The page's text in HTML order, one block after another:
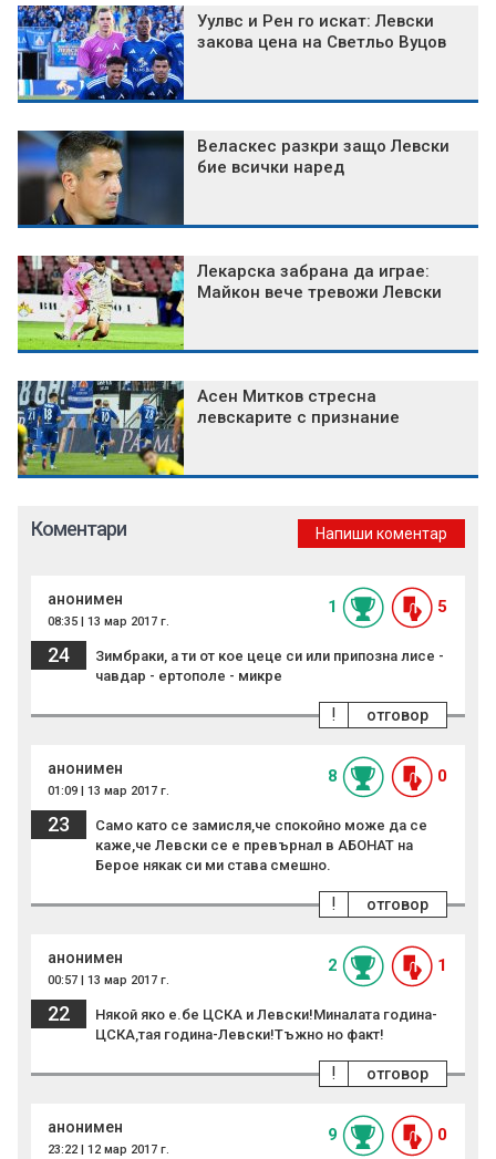
Уулвс и Рен го искат: Левски
закова цена на Светльо Вуцов
Веласкес разкри защо Левски
бие всички наред
Лекарска забрана да играе:
Майкон вече тревожи Левски
Асен Митков стресна
левскарите с признание
Коментари Напиши коментар
анонимен
08:35 | 13 мар 2017 г.
1 5
24
Зимбраки, а ти от кое цеце си или припозна лисе -
чавдар - ертополе - микре
отговор
!
анонимен
01:09 | 13 мар 2017 г.
8 0
23
Само като се замисля,че спокойно може да се
каже,че Левски се е превърнал в АБОНАТ на
Берое някак си ми става смешно.
отговор
!
анонимен
00:57 | 13 мар 2017 г.
2 1
22
Някой яко е.бе ЦСКА и Левски!Миналата година-
ЦСКА,тая година-Левски!Тъжно но факт!
отговор
!
анонимен
23:22 | 12 мар 2017 г.
9 0